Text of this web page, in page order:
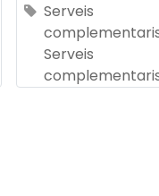
Serveis
Serveis